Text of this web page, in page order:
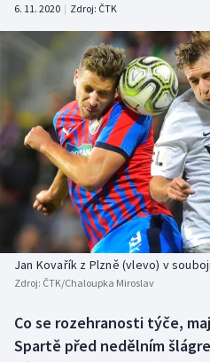
DALŠÍ SPORTY
Americký fotbal
Baseball a softbal
Basketbal
Biatlon
Boby a skeleton
Box
NEPŘEHLÉDNĚTE
Soutěže
Historické návraty
Aplikace ČT sport
AZ kvíz
6. 11. 2020 | Zdroj: ČTK
Jan Kovařík z Plzně (vlevo) v
Zdroj: ČTK/Chaloupka Miroslav
Co se rozehranosti týče,
Spartě před nedělním